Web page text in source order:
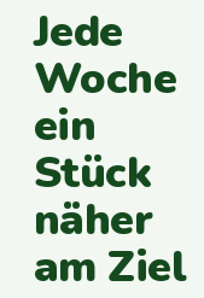
Jede
Woche
ein
Stück
näher
am Ziel